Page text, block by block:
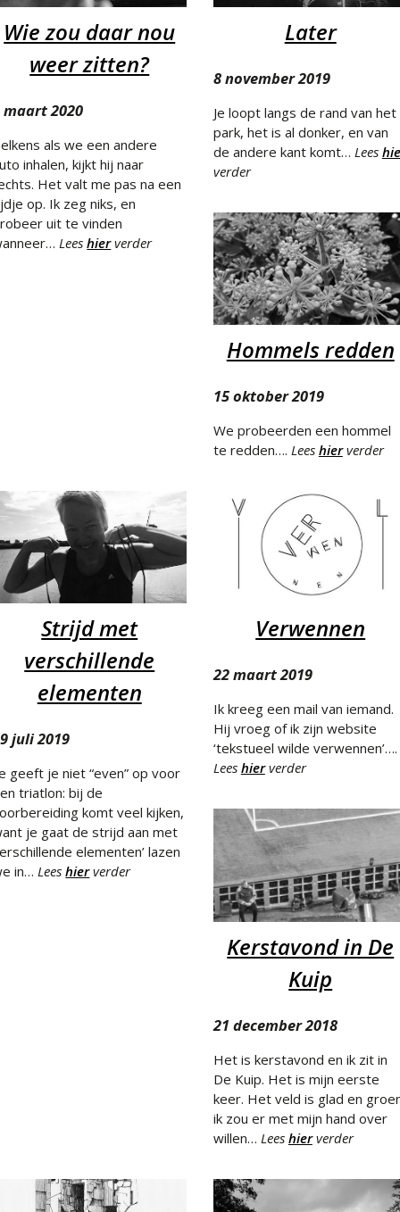
Wie zou daar nou
weer zitten?
maart 2020
als we een andere
inhalen, kijkt hij naar
Het valt me pas na een
op. Ik zeg niks, en
uit te vinden
Leeshierverder
Later
8 november 2019
Je loopt langs de rand van het
park, het is al donker, en van
de andere kant komt… Lees
verder
Hommels redden
15 oktober 2019
We probeerden een hommel
te redden…. Lees hierverder
Strijd met
verschillende
elementen
juli 2019
geeft je niet “even” op voor
triatlon: bij de
komt veel kijken,
je gaat de strijd aan met
elementen’ lazen
in…Leeshierverder
Verwennen
22 maart 2019
Ik kreeg een mail van iemand.
Hij vroeg of ik zijn website
‘tekstueel wilde verwennen’….
Lees hierverder
Kerstavond in De
Kuip
21 december 2018
Het is kerstavond en ik zit in
De Kuip. Het is mijn eerste
keer. Het veld is glad en
ik zou er met mijn hand over
willen… Lees hierverder